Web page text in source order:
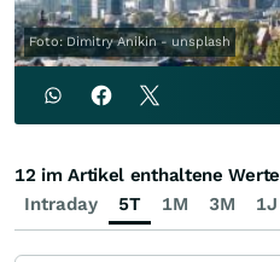
Foto: Dimitry Anikin - unsplash
Intraday 5T 1M 3M 1J
12 im Artikel enthaltene Werte